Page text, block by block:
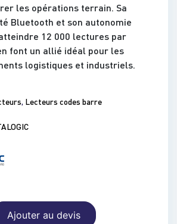
les opérations terrain. Sa
Bluetooth et son autonomie
12 000 lectures par
font un allié idéal pour les
logistiques et industriels.
, Lecteurs codes barre
Ajouter au devis